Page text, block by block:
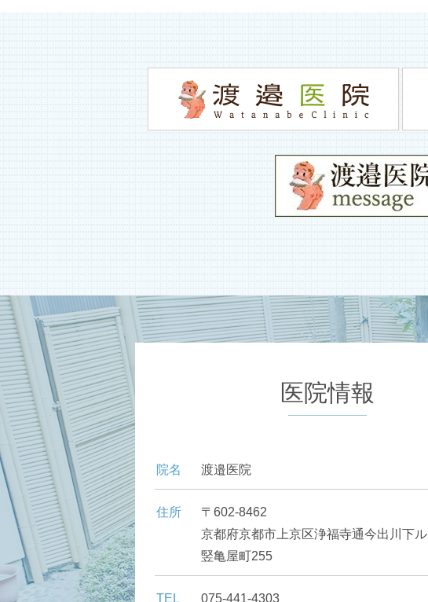
医院情報
院名 渡邉医院
住所
〒602-8462
京都府京都市上京区浄福寺通今出川下ル
竪亀屋町255
TEL 075-441-4303